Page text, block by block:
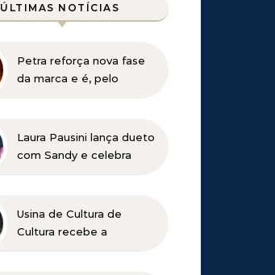
ÚLTIMAS NOTÍCIAS
Petra reforça nova fase
da marca e é, pelo
Festival Sensacional
Laura Pausini lança dueto
com Sandy e celebra
Usina de Cultura de
Cultura recebe a